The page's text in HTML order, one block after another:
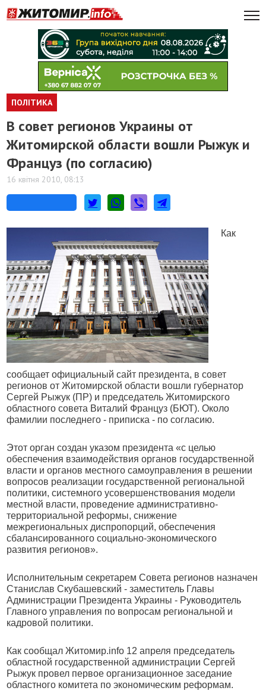
ПОЛІТИКА
В совет регионов Украины от
Житомирской области вошли Рыжук и
Француз (по согласию)
16 квітня 2010, 08:13
Как
сообщает официальный сайт президента, в совет
регионов от Житомирской области вошли губернатор
Сергей Рыжук (ПР) и председатель Житомирского
областного совета Виталий Француз (БЮТ). Около
фамилии последнего - приписка - по согласию.
Этот орган создан указом президента «с целью
обеспечения взаимодействия органов государственной
власти и органов местного самоуправления в решении
вопросов реализации государственной региональной
политики, системного усовершенствования модели
местной власти, проведение административно-
территориальной реформы, снижение
межрегиональных диспропорций, обеспечения
сбалансированного социально-экономического
развития регионов».
Исполнительным секретарем Совета регионов назначен
Станислав Скубашевский - заместитель Главы
Администрации Президента Украины - Руководитель
Главного управления по вопросам региональной и
кадровой политики.
Как сообщал Житомир.info 12 апреля председатель
областной государственной администрации Сергей
Рыжук провел первое организационное заседание
областного комитета по экономическим реформам.